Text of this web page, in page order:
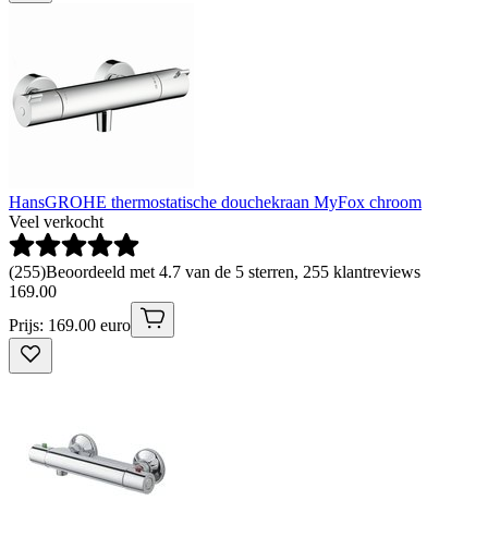
HansGROHE thermostatische douchekraan MyFox chroom
Veel verkocht
(255)Beoordeeld met 4.7 van de 5 sterren, 255 klantreviews
169.00
Prijs: 169.00 euro